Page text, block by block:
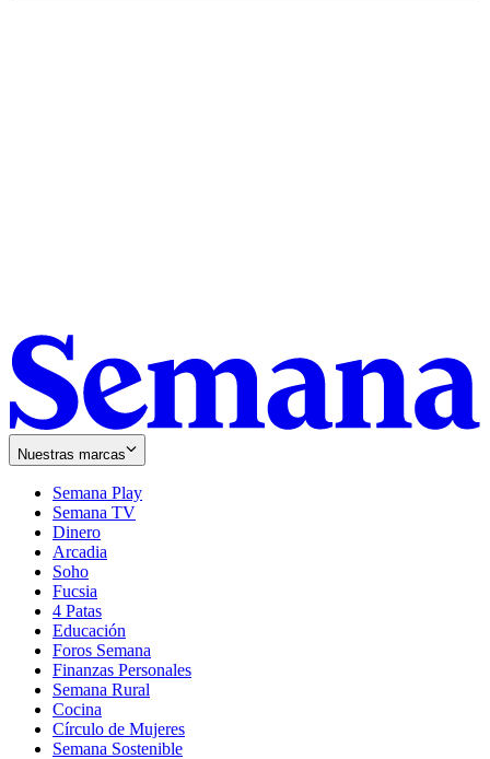
Nuestras marcas
Semana Play
Semana TV
Dinero
Arcadia
Soho
in
new
window
Fucsia
in
new
window
4 Patas
Educación
Foros Semana
Finanzas Personales
Semana Rural
Cocina
Círculo de Mujeres
Semana Sostenible